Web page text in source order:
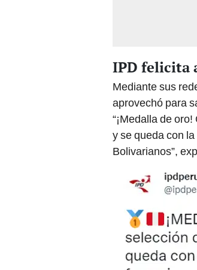
IPD felicita
Mediante sus
aprovechó para
“¡Medalla de
y se queda con
Bolivarianos”,